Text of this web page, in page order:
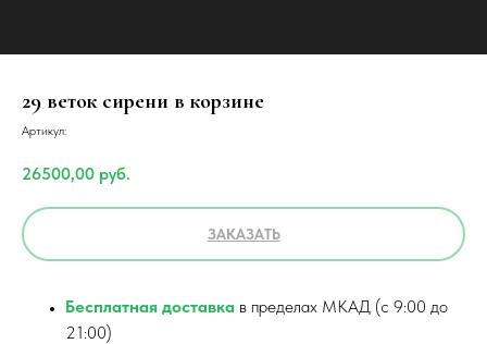
29 веток сирени в корзине
Артикул:
26500,00 руб.
ЗАКАЗАТЬ
Бесплатная доставка в пределах МКАД (с 9:00 до
21:00)